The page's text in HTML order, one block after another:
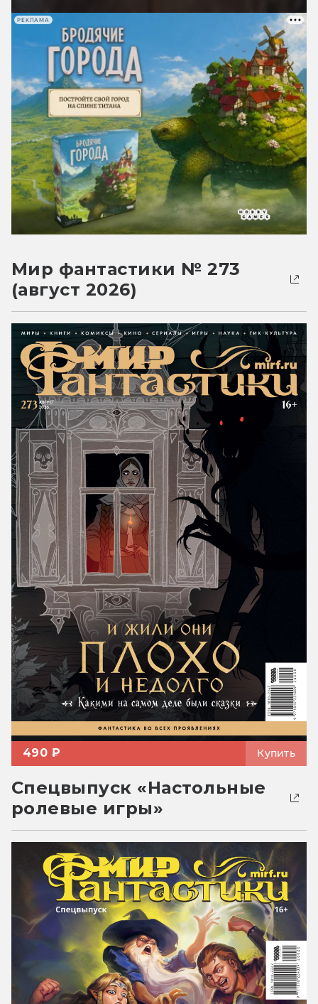
РЕКЛАМА
Мир фантастики № 273
(август 2026)
490 ₽ Купить
Спецвыпуск «Настольные
ролевые игры»